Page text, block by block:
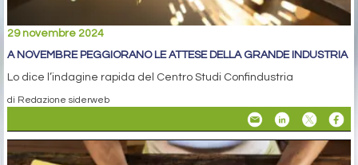
29 novembre 2024
A NOVEMBRE PEGGIORANO LE ATTESE DELLA GRANDE INDUSTRIA
Lo dice l’indagine rapida del Centro Studi Confindustria
di Redazione siderweb